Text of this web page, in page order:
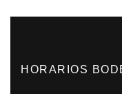
HORARIOS